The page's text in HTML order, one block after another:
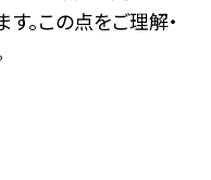
。この点をご理解・